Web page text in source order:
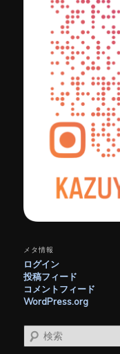
メタ情報
ログイン
投稿フィード
コメントフィード
WordPress.org
検
索